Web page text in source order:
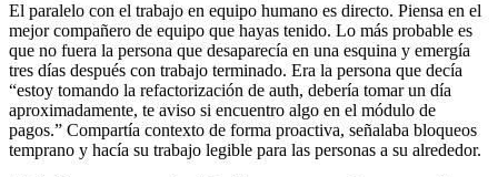
El paralelo con el trabajo en equipo humano es directo. Piensa en el
mejor compañero de equipo que hayas tenido. Lo más probable es
que no fuera la persona que desaparecía en una esquina y emergía
tres días después con trabajo terminado. Era la persona que decía
“estoy tomando la refactorización de auth, debería tomar un día
aproximadamente, te aviso si encuentro algo en el módulo de
pagos.” Compartía contexto de forma proactiva, señalaba bloqueos
temprano y hacía su trabajo legible para las personas a su alrededor.